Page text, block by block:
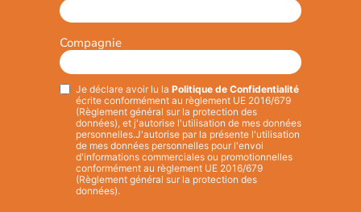
Compagnie
Privacy*
Je déclare avoir lu la Politique de Confidentialité
écrite conformément au règlement UE 2016/679
(Règlement général sur la protection des
données), et j'autorise l'utilisation de mes données
personnelles.J'autorise par la présente l'utilisation
de mes données personnelles pour l'envoi
d'informations commerciales ou promotionnelles
conformément au règlement UE 2016/679
(Règlement général sur la protection des
données).